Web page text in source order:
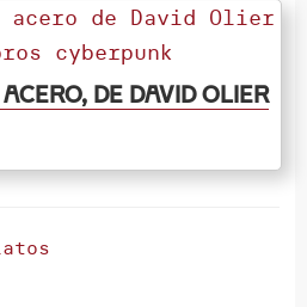
de David Olier